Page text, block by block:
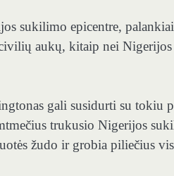
sukilimo epicentre,
aukų, kitaip nei
gali susidurti su tokiu
trukusio Nigerijos
žudo ir grobia piliečius